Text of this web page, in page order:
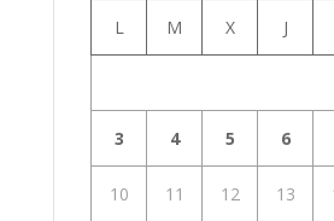
L M X J
3 4 5 6
10 11 12 13